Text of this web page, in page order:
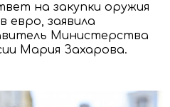
на закупки оружия
евро, заявила
Министерства
Мария Захарова.